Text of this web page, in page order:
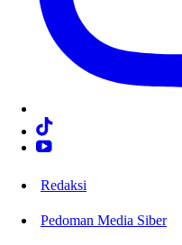
Redaksi
Pedoman Media Siber